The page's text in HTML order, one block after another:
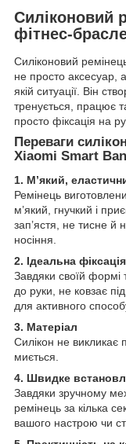
Силіконовий
фітнес-
Силіконовий
не просто аксесуар,
якій ситуації. Він
тренується, працює
просто фіксація на
Переваги
Xiaomi Smart
1. М’який,
Ремінець
м’який, гнучкий і
зап’ястя, не тисне й
носіння.
2. Ідеальна
Завдяки своїй формі
до руки, не ковзає
для активного
3. Матеріал
Силікон не викликає
миється.
4. Швидке
Завдяки зручному
ремінець за кілька
вашого настрою чи